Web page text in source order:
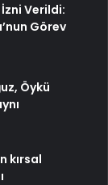
Verildi:
Görev
Öykü
kırsal